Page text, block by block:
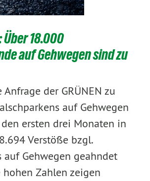
18.000
auf Gehwegen sind zu
Anfrage der GRÜNEN zu
auf Gehwegen
ersten drei Monaten in
Verstöße bzgl.
auf Gehwegen geahndet
hohen Zahlen zeigen